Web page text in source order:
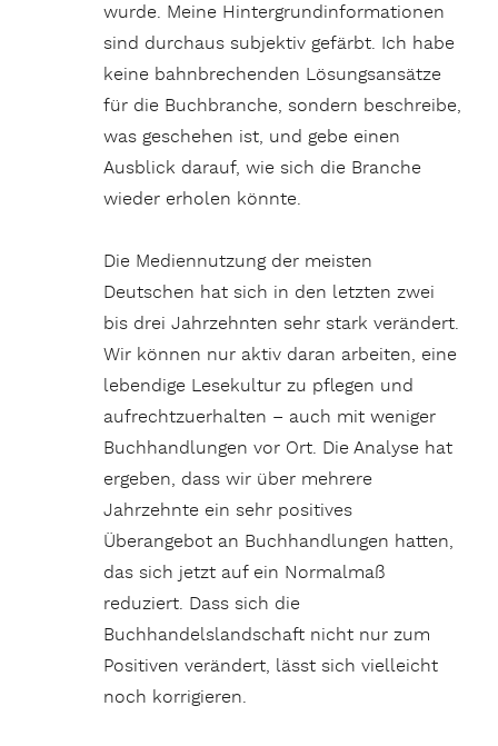
wurde. Meine Hintergrundinformationen
sind durchaus subjektiv gefärbt. Ich habe
keine bahnbrechenden Lösungsansätze
für die Buchbranche, sondern beschreibe,
was geschehen ist, und gebe einen
Ausblick darauf, wie sich die Branche
wieder erholen könnte.
Die Mediennutzung der meisten
Deutschen hat sich in den letzten zwei
bis drei Jahrzehnten sehr stark verändert.
Wir können nur aktiv daran arbeiten, eine
lebendige Lesekultur zu pflegen und
aufrechtzuerhalten – auch mit weniger
Buchhandlungen vor Ort. Die Analyse hat
ergeben, dass wir über mehrere
Jahrzehnte ein sehr positives
Überangebot an Buchhandlungen hatten,
das sich jetzt auf ein Normalmaß
reduziert. Dass sich die
Buchhandelslandschaft nicht nur zum
Positiven verändert, lässt sich vielleicht
noch korrigieren.